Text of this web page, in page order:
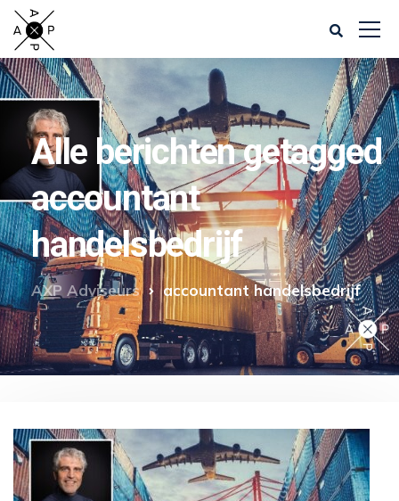
Alle berichten getagged
accountant
handelsbedrijf
AXP Adviseurs accountant handelsbedrijf